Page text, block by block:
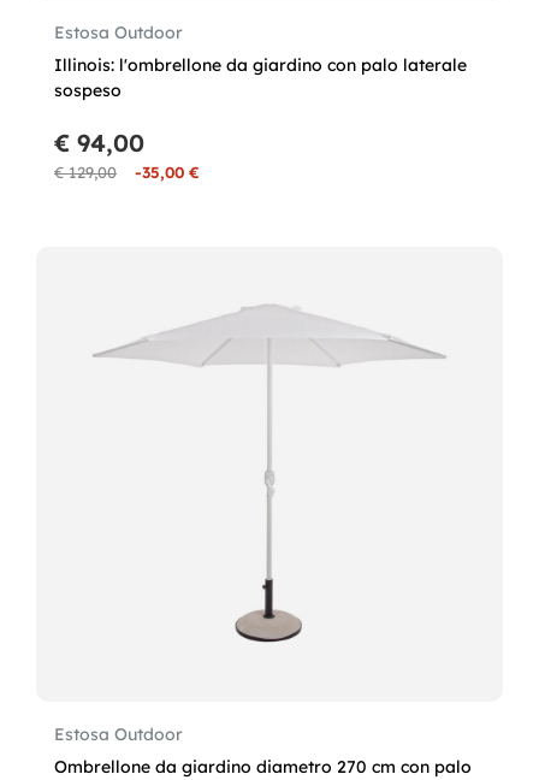
Estosa Outdoor
Illinois: l'ombrellone da giardino con palo laterale
sospeso
€ 129,00 -35,00 €
€ 94,00
Estosa Outdoor
Ombrellone da giardino diametro 270 cm con palo